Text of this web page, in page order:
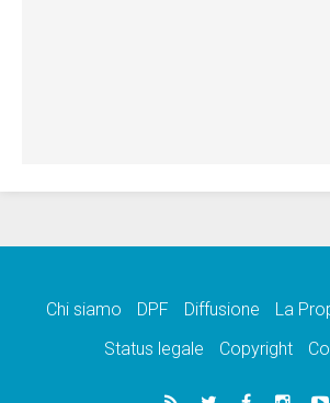
Chi siamo DPF Diffusione La
Status legale
Copyright